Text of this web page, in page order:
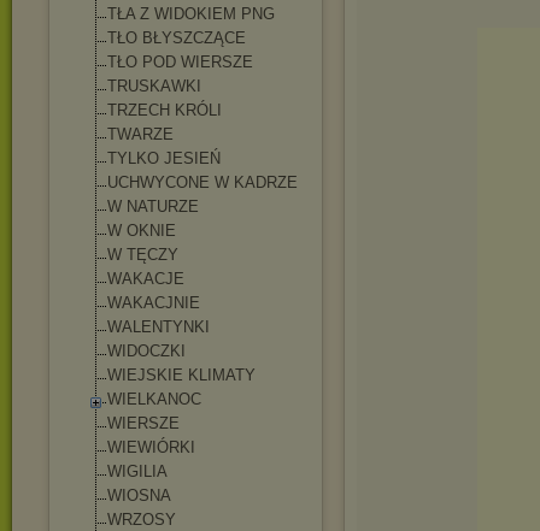
TŁA Z WIDOKIEM PNG
TŁO BŁYSZCZĄCE
TŁO POD WIERSZE
TRUSKAWKI
TRZECH KRÓLI
TWARZE
TYLKO JESIEŃ
UCHWYCONE W KADRZE
W NATURZE
W OKNIE
W TĘCZY
WAKACJE
WAKACJNIE
WALENTYNKI
WIDOCZKI
WIEJSKIE KLIMATY
WIELKANOC
WIERSZE
WIEWIÓRKI
WIGILIA
WIOSNA
WRZOSY